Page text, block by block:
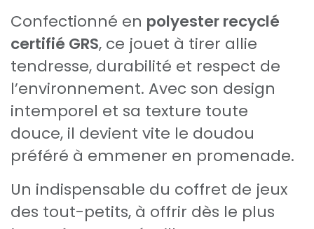
Confectionné en polyester recyclé
certifié GRS, ce jouet à tirer allie
tendresse, durabilité et respect de
l’environnement. Avec son design
intemporel et sa texture toute
douce, il devient vite le doudou
préféré à emmener en promenade.
Un indispensable du coffret de jeux
des tout-petits, à offrir dès le plus